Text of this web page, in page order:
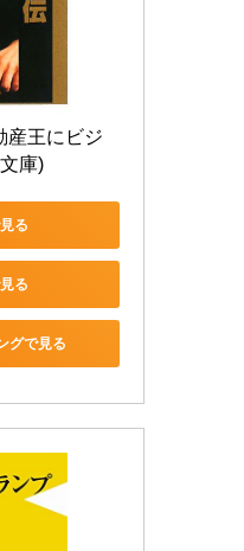
産王にビジ
庫)
る
る
グで見る